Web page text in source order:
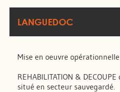
LANGUEDOC
Mise en oeuvre
REHABILITATION &
situé en secteur sauvegardé.